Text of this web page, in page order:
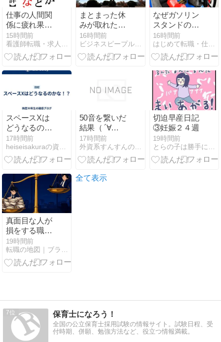
仕事の人間関
係に疲れ果て
た！？他人は
自分が思って
いるほど気に
た！？「いい
人」をやめて
自分らしく生
15時間前
まとまった休
みが取れた時
は、今後の人
生についてじ
っくり考えよ
16時間前
ビジネスピープル共和国
なぜガソリン
スタンドのバ
イトはきつ
い？仕事内容
や評判、時
も解説！
16時間前
はじめて転職・仕事探し
スペースXは
どうなるのか
な！？
17時間前
50音を繋いだ
結果（ ´∀
｀）！？日本
語処理から学
ぶこと
17時間前
外資系すんすんの秘密メモ｜人生を豊かにする考え方と戦略
切迫早産日記
③妊娠２４週
19時間前
真面目な人が
損をする職場
の構造｜改善
するほど仕事
が増える理由
19時間前
全て表示
7 保育士になろう！
全国の公立保育士採用試験の情報サイト。試験日程、受
付時期、併願、勉強方法など、役立つ情報満載。